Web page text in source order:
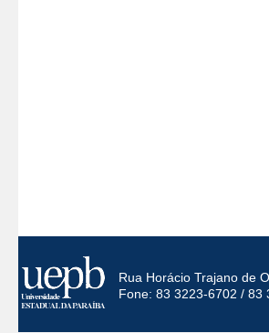
Rua Horácio Trajano de
Fone: 83 3223-6702 / 83